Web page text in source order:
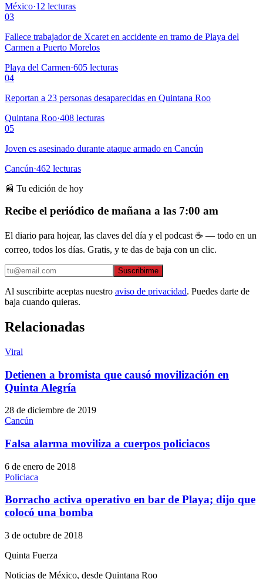
México·12 lecturas
03
Fallece trabajador de Xcaret en accidente en tramo de Playa del
Carmen a Puerto Morelos
Playa del Carmen·605 lecturas
04
Reportan a 23 personas desaparecidas en Quintana Roo
Quintana Roo·408 lecturas
05
Joven es asesinado durante ataque armado en Cancún
Cancún·462 lecturas
📰 Tu edición de hoy
Recibe el periódico de mañana a las 7:00 am
El diario para hojear, las claves del día y el podcast ☕ — todo en un
correo, todos los días. Gratis, y te das de baja con un clic.
Suscribirme
Al suscribirte aceptas nuestro aviso de privacidad. Puedes darte de
baja cuando quieras.
Relacionadas
Viral
Detienen a bromista que causó movilización en
Quinta Alegría
28 de diciembre de 2019
Cancún
Falsa alarma moviliza a cuerpos policiacos
6 de enero de 2018
Policiaca
Borracho activa operativo en bar de Playa; dijo que
colocó una bomba
3 de octubre de 2018
Quinta Fuerza
Noticias de México, desde Quintana Roo